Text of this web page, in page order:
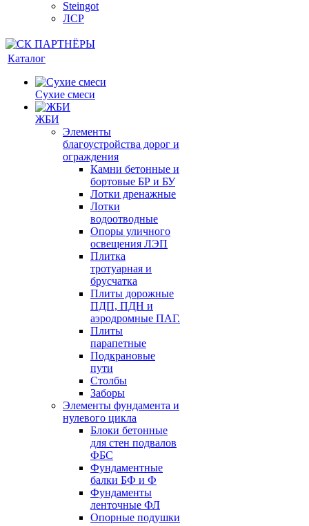
Steingot
ЛСР
Каталог
Сухие смеси
ЖБИ
Элементы
благоустройства дорог и
ограждения
Камни бетонные и
бортовые БР и БУ
Лотки дренажные
Лотки
водоотводные
Опоры уличного
освещения ЛЭП
Плитка
тротуарная и
брусчатка
Плиты дорожные
ПДП, ПДН и
аэродромные ПАГ.
Плиты
парапетные
Подкрановые
пути
Столбы
Заборы
Элементы фундамента и
нулевого цикла
Блоки бетонные
для стен подвалов
ФБС
Фундаментные
балки БФ и Ф
Фундаменты
ленточные ФЛ
Опорные подушки